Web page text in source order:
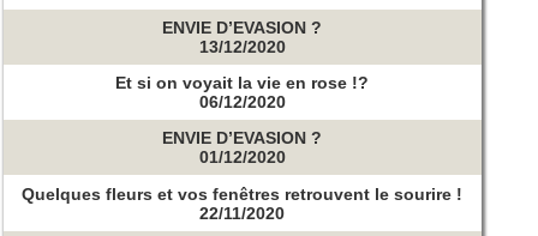
ENVIE D’EVASION ?
13/12/2020
Et si on voyait la vie en rose !?
06/12/2020
ENVIE D’EVASION ?
01/12/2020
Quelques fleurs et vos fenêtres retrouvent le sourire !
22/11/2020